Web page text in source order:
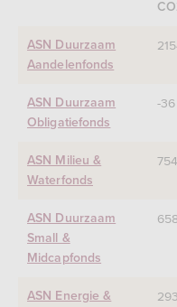
ASN Duurzaam
Aandelenfonds
ASN Duurzaam
Obligatiefonds
-36
ASN Milieu &
Waterfonds
754
ASN Duurzaam
Small &
Midcapfonds
658
ASN Energie &